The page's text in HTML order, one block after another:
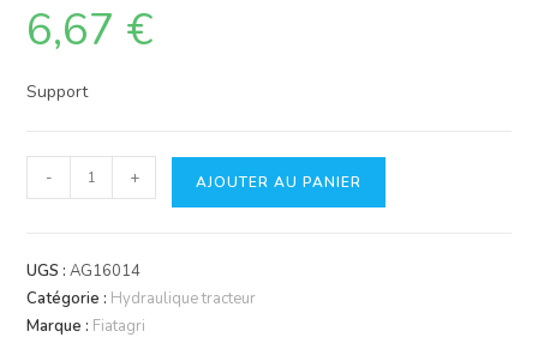
6,67 €
Support
quantité
de
- + AJOUTER AU PANIER
UGS :AG16014
Catégorie : Hydraulique tracteur
Marque : Fiatagri